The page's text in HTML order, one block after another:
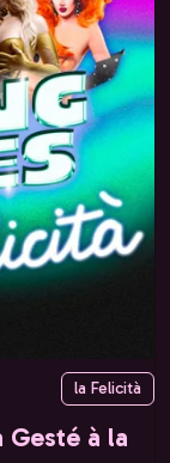
la Felicità
Gesté à la